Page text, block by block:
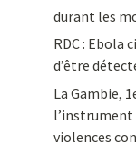
durant les
RDC : Ebola
d’être
La Gambie,
l’instrument
violences